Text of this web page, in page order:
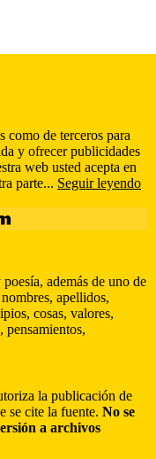
como de terceros para
y ofrecer publicidades
web usted acepta en
parte... Seguir leyendo
además de uno de
apellidos,
cosas, valores,
pensamientos,
la publicación de
se cite la fuente. No se
a archivos